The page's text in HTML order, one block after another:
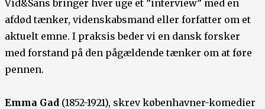
Vid&Sans bringer hver uge et ”interview” med en
afdød tænker, videnskabsmand eller forfatter om et
aktuelt emne. I praksis beder vi en dansk forsker
med forstand på den pågældende tænker om at føre
pennen.
Emma Gad (1852-1921), skrev københavner-komedier